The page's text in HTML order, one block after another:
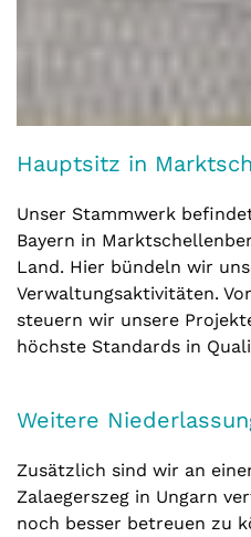
Hauptsitz in
Unser Stammwerk
Bayern in
Land. Hier bündeln wir
Verwaltungsaktivitäten.
steuern wir unsere
höchste Standards in
Weitere
Zusätzlich sind wir an
Zalaegerszeg in Ungarn
noch besser betreuen zu